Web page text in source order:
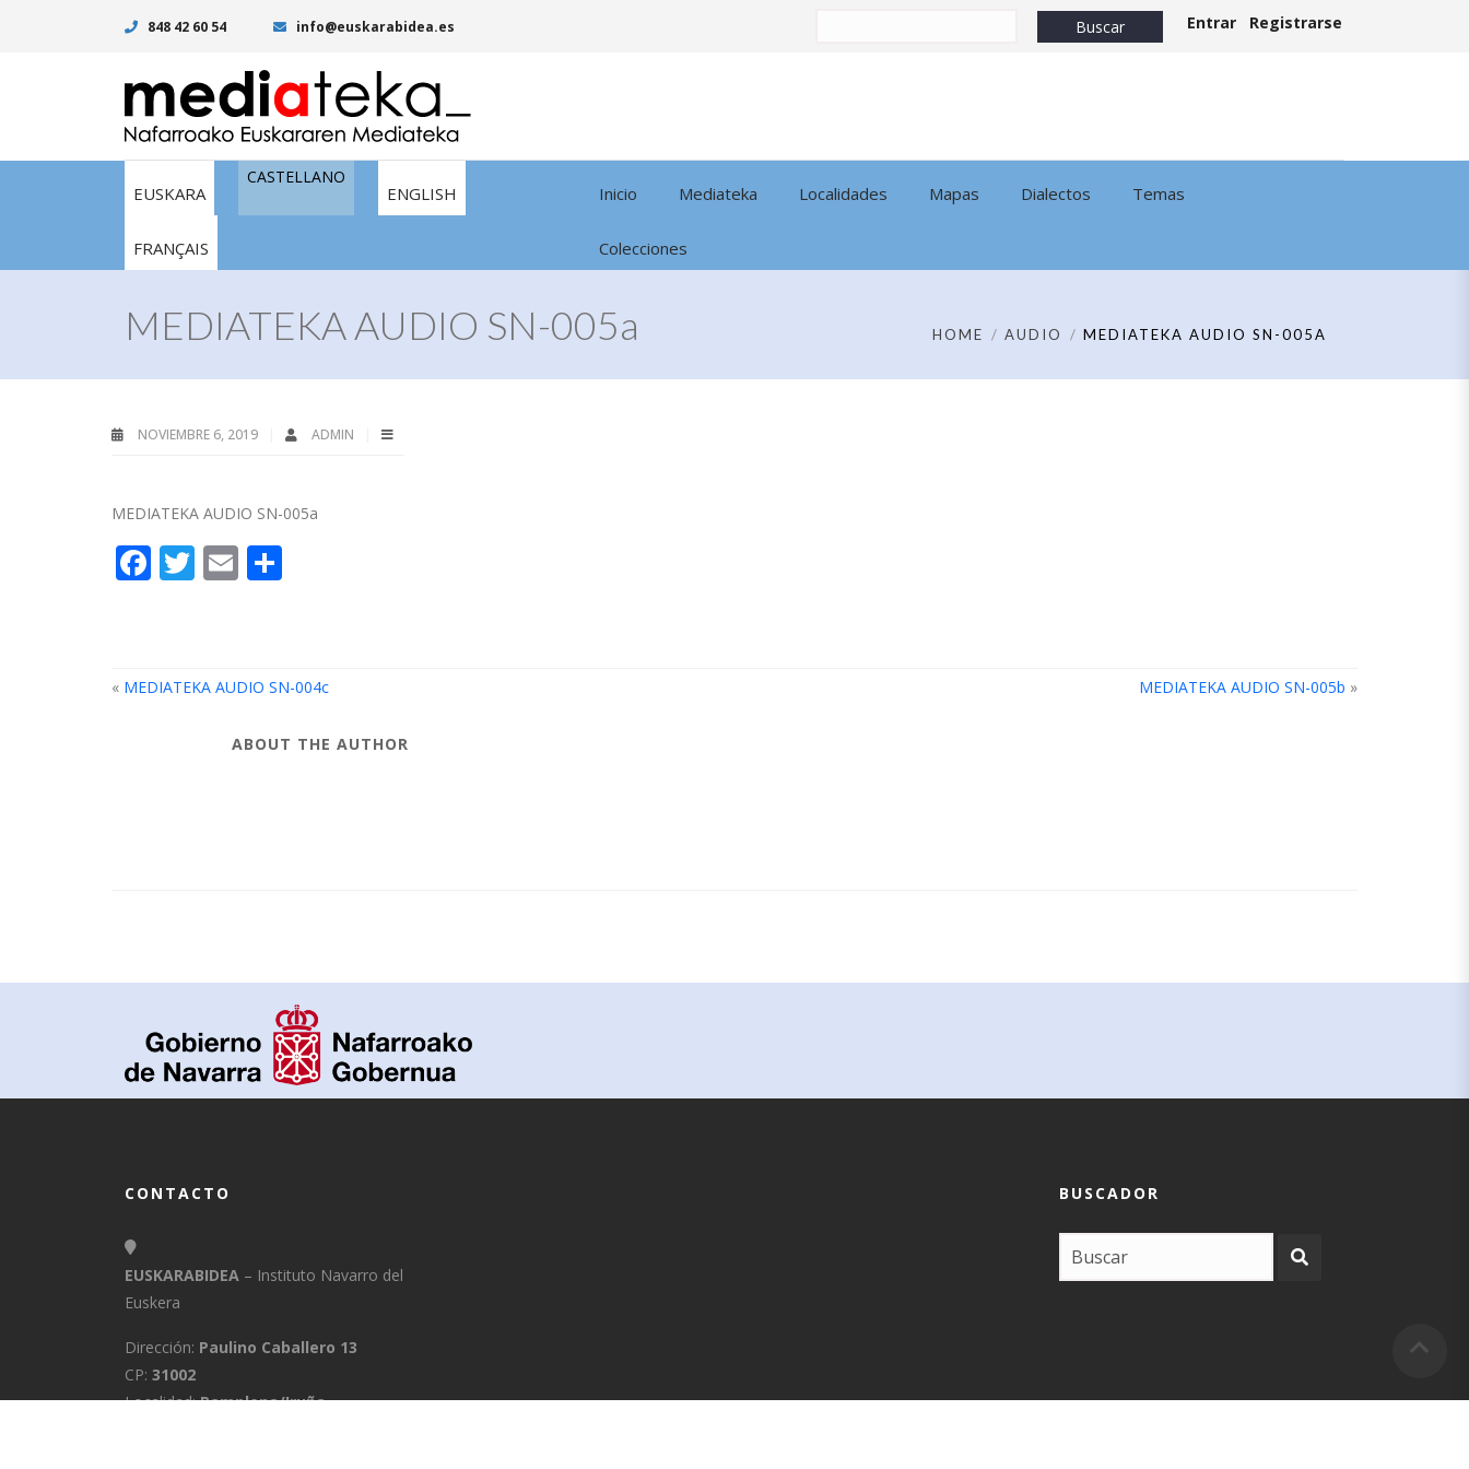
848 42 60 54 info@euskarabidea.es Entrar Registrarse
EUSKARA
CASTELLANO
ENGLISH
FRANÇAIS
Inicio Mediateka Localidades Mapas Dialectos Temas
Colecciones
MEDIATEKA AUDIO SN-005a HOME AUDIO MEDIATEKA AUDIO SN-005A
NOVIEMBRE 6, 2019 ADMIN
MEDIATEKA AUDIO SN-005a
Facebook
Twitter
Email
« MEDIATEKA AUDIO SN-004c MEDIATEKA AUDIO SN-005b »
ABOUT THE AUTHOR
CONTACTO
EUSKARABIDEA – Instituto Navarro del
Euskera
Dirección: Paulino Caballero 13
CP: 31002
Localidad:Pamplona/Iruña
BUSCADOR